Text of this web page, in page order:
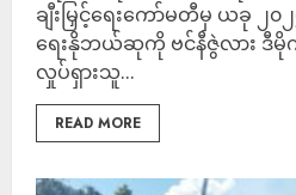
ချီးမြှင့်ရေးကော်မတီမှ ယခု ၂၀
ရေးနိုဘယ်ဆုကို ဗင်နီဇွဲလား ဒီ
လှုပ်ရှားသူ...
READ MORE